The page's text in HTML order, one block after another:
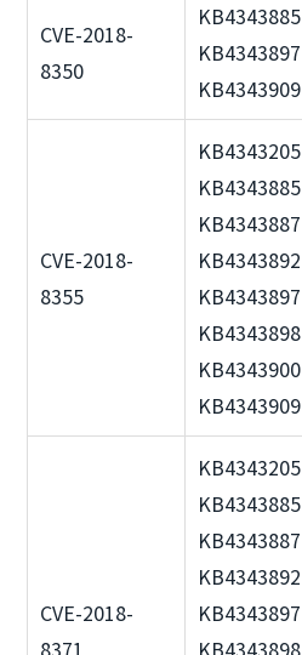
CVE-2018-
8350
KB4343885
KB4343897
KB4343909
CVE-2018-
8355
KB4343205
KB4343885
KB4343887
KB4343892
KB4343897
KB4343898
KB4343900
KB4343909
CVE-2018-
8371
KB4343205
KB4343885
KB4343887
KB4343892
KB4343897
KB4343898